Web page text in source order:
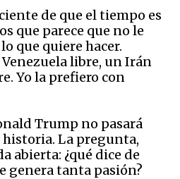
de que el tiempo es
que parece que no le
que quiere hacer.
libre, un Irán
Yo la prefiero con
Trump no pasará
La pregunta,
abierta: ¿qué dice de
genera tanta pasión?